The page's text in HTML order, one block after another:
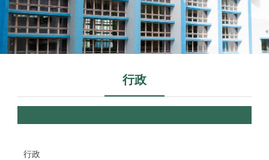
行政
行政